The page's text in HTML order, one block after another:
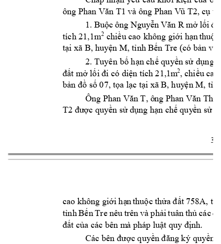
3
ông Phan Văn T1 và ông Phan Vũ T2, cụ
1. Buộc ông Nguyễn Văn R mở lối đ
tích 21,1m2 chiều cao không giới hạn
tại xã B, huyện M, tỉnh Bến Tre (có bản vẽ
2. Tuyên bố hạn chế quyền sử dụng
đất mở lối đi có diện tích 21,1m2, chiều
bản đồ số 07, tọa lạc tại xã B, huyện M, tỉn
Ông Phan Văn T, ông Phan Văn Than
T2 được quyền sử dụng hạn chế quyền sử
cao không giới hạnthuộc thửa đất 758A, tờ
tỉnh Bến Tre nêu trên và phải tuân thủ các
đất của các bên mà pháp luật quy định.
Các bên được quyền đăng ký quyền